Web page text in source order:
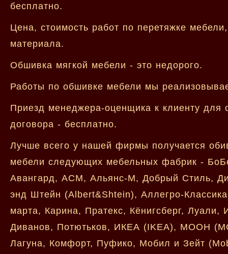
бесплатно.
Цена, стоимость работ по перетяжке
материала.
Обшивка мягкой мебели - это недорого.
Работы по обшивке мебели мы
Приезд менеджера-оценщика к клиенту для
договора - бесплатно.
Лучше всего у нашей фирмы получается
мебели следующих мебельных фабрик -
Авангард, АСМ, Альянс-М, Добрый Стиль,
энд Штейн (Albert&Shtein), Аллегро-
марта, Карина, Пратекс, Кёнигсберг,
Диванов, Потютьков, ИКЕА (IKEA), МООН
Лагуна, Комфорт, Пуфико, Мобил и Зейт